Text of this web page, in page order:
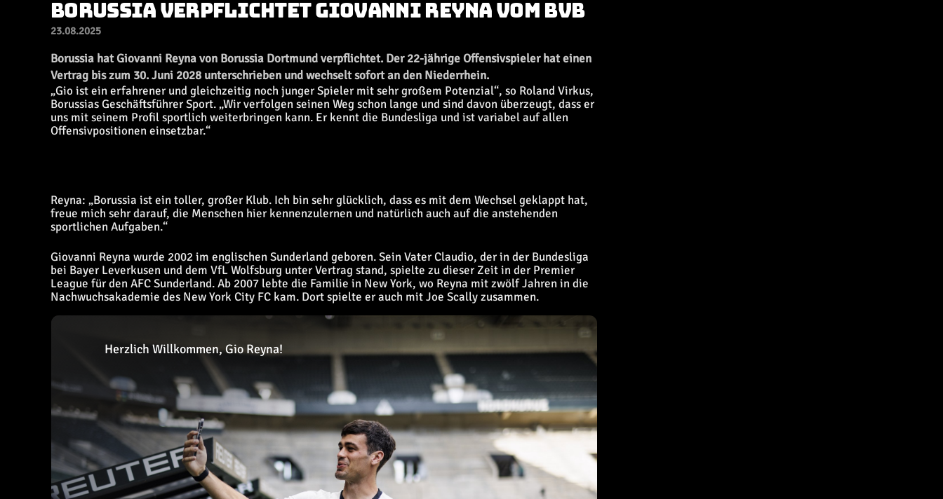
BORUSSIA VERPFLICHTET GIOVANNI REYNA VOM BVB
23.08.2025
Borussia hat Giovanni Reyna von Borussia Dortmund verpflichtet. Der 22-jährige Offensivspieler hat einen
Vertrag bis zum 30. Juni 2028 unterschrieben und wechselt sofort an den Niederrhein.
„Gio ist ein erfahrener und gleichzeitig noch junger Spieler mit sehr großem Potenzial“, so Roland Virkus,
Borussias Geschäftsführer Sport. „Wir verfolgen seinen Weg schon lange und sind davon überzeugt, dass er
uns mit seinem Profil sportlich weiterbringen kann. Er kennt die Bundesliga und ist variabel auf allen
Offensivpositionen einsetzbar.“
Reyna: „Borussia ist ein toller, großer Klub. Ich bin sehr glücklich, dass es mit dem Wechsel geklappt hat,
freue mich sehr darauf, die Menschen hier kennenzulernen und natürlich auch auf die anstehenden
sportlichen Aufgaben.“
Giovanni Reyna wurde 2002 im englischen Sunderland geboren. Sein Vater Claudio, der in der Bundesliga
bei Bayer Leverkusen und dem VfL Wolfsburg unter Vertrag stand, spielte zu dieser Zeit in der Premier
League für den AFC Sunderland. Ab 2007 lebte die Familie in New York, wo Reyna mit zwölf Jahren in die
Nachwuchsakademie des New York City FC kam. Dort spielte er auch mit Joe Scally zusammen.
Herzlich Willkommen, Gio Reyna!